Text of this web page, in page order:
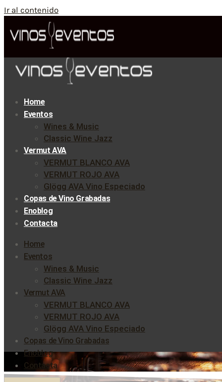
Ir al contenido
Home
Eventos
Wines & Music
Classic Wine Jazz
Vermut AVA
VERMUT BLANCO AVA
VERMUT ROJO AVA
Glögg AVA Vino Especiado
Copas de Vino Grabadas
Enoblog
Contacta
Home
Eventos
Wines & Music
Classic Wine Jazz
Vermut AVA
VERMUT BLANCO AVA
VERMUT ROJO AVA
Glögg AVA Vino Especiado
Copas de Vino Grabadas
Enoblog
Contacta